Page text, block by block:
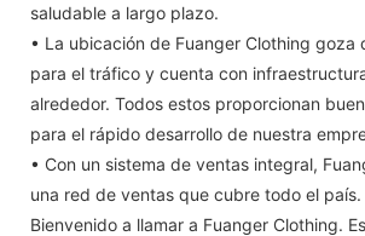
saludable a largo plazo.
• La ubicación de Fuanger Clothing goza
para el tráfico y cuenta con
alrededor. Todos estos proporcionan
para el rápido desarrollo de nuestra
• Con un sistema de ventas integral,
una red de ventas que cubre todo el país.
Bienvenido a llamar a Fuanger Clothing.